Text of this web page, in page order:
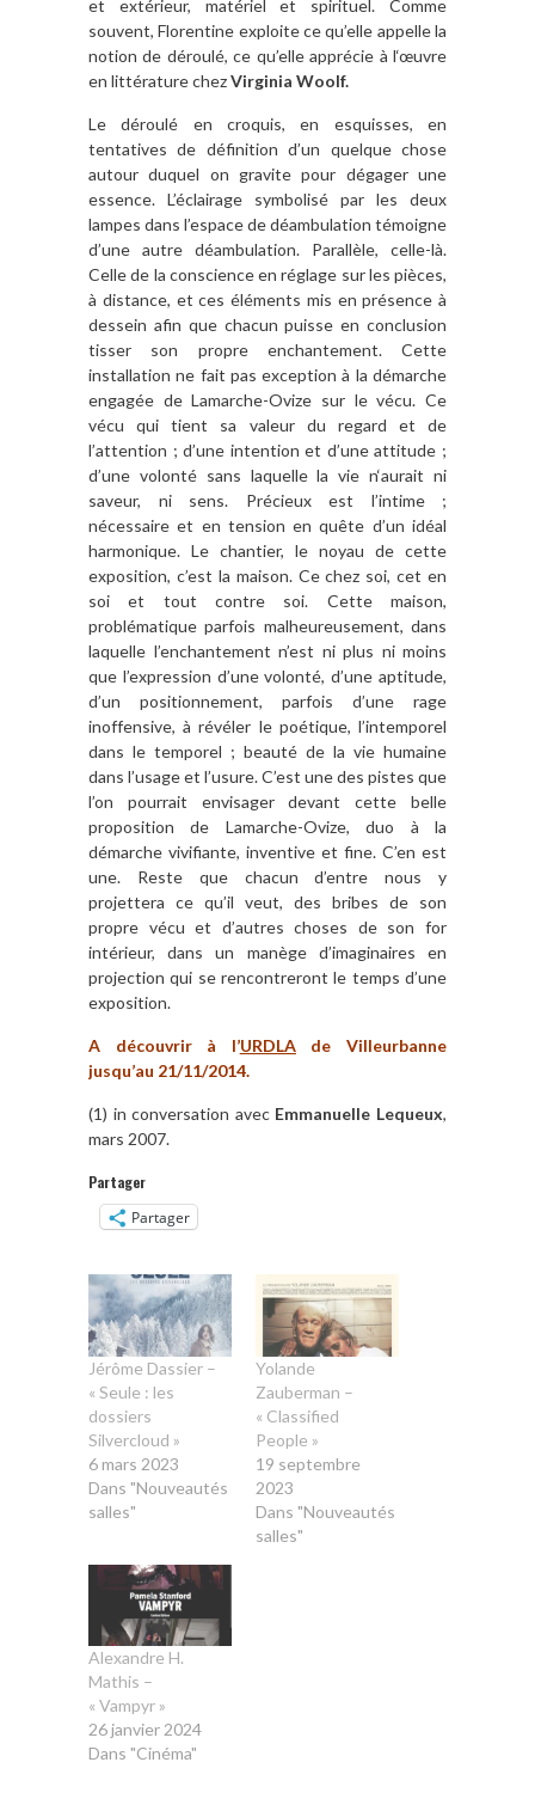
et extérieur, matériel et spirituel. Comme
souvent, Florentine exploite ce qu’elle appelle la
notion de déroulé, ce qu’elle apprécie à l‘œuvre
en littérature chezVirginia Woolf.
Le déroulé en croquis, en esquisses, en
tentatives de définition d’un quelque chose
autour duquel on gravite pour dégager une
essence. L’éclairage symbolisé par les deux
lampes dans l’espace de déambulation témoigne
d’une autre déambulation. Parallèle, celle-là.
Celle de la conscience en réglage sur les pièces,
à distance, et ces éléments mis en présence à
dessein afin que chacun puisse en conclusion
tisser son propre enchantement. Cette
installation ne fait pas exception à la démarche
engagée de Lamarche-Ovize sur le vécu. Ce
vécu qui tient sa valeur du regard et de
l’attention ; d’une intention et d’une attitude ;
d’une volonté sans laquelle la vie n‘aurait ni
saveur, ni sens. Précieux est l’intime ;
nécessaire et en tension en quête d’un idéal
harmonique. Le chantier, le noyau de cette
exposition, c’est la maison. Ce chez soi, cet en
soi et tout contre soi. Cette maison,
problématique parfois malheureusement, dans
laquelle l’enchantement n’est ni plus ni moins
que l’expression d’une volonté, d’une aptitude,
d’un positionnement, parfois d’une rage
inoffensive, à révéler le poétique, l’intemporel
dans le temporel ; beauté de la vie humaine
dans l’usage et l’usure. C’est une des pistes que
l’on pourrait envisager devant cette belle
proposition de Lamarche-Ovize, duo à la
démarche vivifiante, inventive et fine. C’en est
une. Reste que chacun d’entre nous y
projettera ce qu’il veut, des bribes de son
propre vécu et d’autres choses de son for
intérieur, dans un manège d’imaginaires en
projection qui se rencontreront le temps d’une
exposition.
A découvrir à l’URDLAde Villeurbanne
jusqu’au 21/11/2014.
(1) in conversation avec Emmanuelle Lequeux,
mars 2007.
Partager
Partager
Jérôme Dassier –
« Seule : les
dossiers
Silvercloud »
6 mars 2023
Dans "Nouveautés
salles"
Yolande
Zauberman –
« Classified
People »
19 septembre
2023
Dans "Nouveautés
salles"
Alexandre H.
Mathis –
« Vampyr »
26 janvier 2024
Dans "Cinéma"